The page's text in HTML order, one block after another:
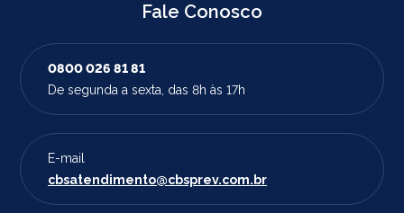
Fale Conosco
0800 026 81 81
De segunda a sexta, das 8h às 17h
E-mail
cbsatendimento@cbsprev.com.br